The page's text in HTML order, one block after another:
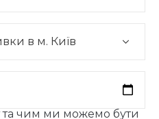
та чим ми можемо бути